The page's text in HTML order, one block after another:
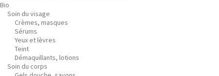
Bio
Soin du visage
Crèmes, masques
Sérums
Yeux et lèvres
Teint
Démaquillants, lotions
Soin du corps